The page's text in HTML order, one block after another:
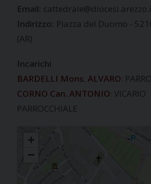
Email:
Indirizzo: Piazza del Duomo -
(AR)
Incarichi
BARDELLI Mons. ALVARO:
CORNO Can. ANTONIO: VICARIO
PARROCCHIALE
CATTEDRALE
+
−